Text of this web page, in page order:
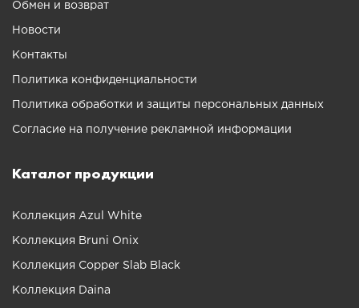
Обмен и возврат
Новости
Контакты
Политика конфиденциальности
Политика обработки и защиты персональных данных
Согласие на получение рекламной информации
Каталог продукции
Коллекция Azul White
Коллекция Bruni Onix
Коллекция Copper Slab Black
Коллекция Daina